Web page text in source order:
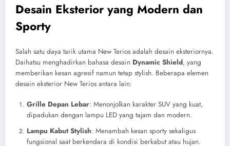
Desain Eksterior yang Modern dan
Sporty
Salah satu daya tarik utama New Terios adalah desain eksteriornya.
Daihatsu menghadirkan bahasa desain Dynamic Shield, yang
memberikan kesan agresif namun tetap stylish. Beberapa elemen
desain eksterior New Terios antara lain:
Grille Depan Lebar: Menonjolkan karakter SUV yang kuat,
dipadukan dengan lampu LED yang tajam dan modern.
Lampu Kabut Stylish: Menambah kesan sporty sekaligus
fungsional saat berkendara di kondisi berkabut atau hujan.